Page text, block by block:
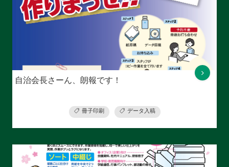
自治会長さーん、朗報です！
冊子印刷 データ入稿